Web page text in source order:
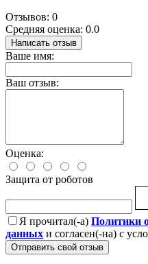
Отзывов: 0
Средняя оценка: 0.0
Написать отзыв
Ваше имя:
Ваш отзыв:
Оценка:
Защита от роботов
Я прочитал(-а) Политики
данных и согласен(-на) с
Отправить свой отзыв